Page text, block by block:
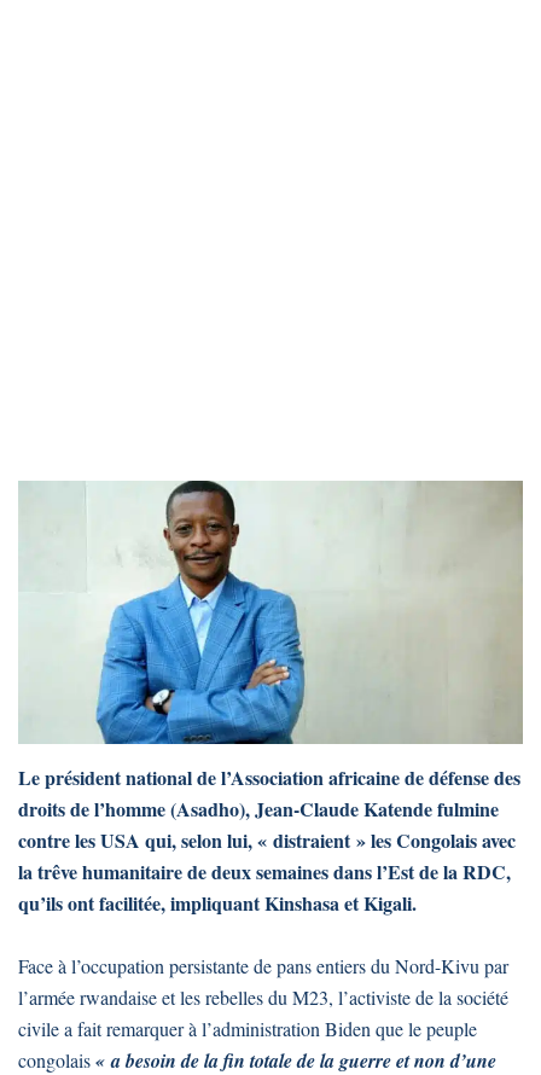
Le président national de l’Association africaine de défense des
droits de l’homme (Asadho), Jean-Claude Katende fulmine
contre les USA qui, selon lui, « distraient » les Congolais avec
la trêve humanitaire de deux semaines dans l’Est de la RDC,
qu’ils ont facilitée, impliquant Kinshasa et Kigali.
Face à l’occupation persistante de pans entiers du Nord-Kivu par
l’armée rwandaise et les rebelles du M23, l’activiste de la société
civile a fait remarquer à l’administration Biden que le peuple
congolais« a besoin de la fin totale de la guerre et non d’une